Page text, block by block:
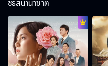
ซีรีส์นานาชาติ